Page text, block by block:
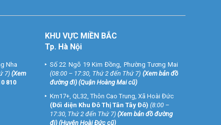
Nha
7)(Xem
810
KHU VỰC MIỀN BẮC
Tp. Hà Nội
Số 22 Ngõ 19 Kim Đồng, Phường Tương Mai
(08:00 – 17:30, Thứ 2 đến Thứ 7) (Xem bản đồ
đường đi) (Quận Hoàng Mai cũ)
Km17+, QL32, Thôn Cao Trung, Xã Hoài Đức
(Đối diện Khu Đô Thị Tân Tây Đô) (8:00 –
17:30, Thứ 2 đến Thứ 7) (Xem bản đồ đường
đi) (Huyện Hoài Đức cũ)